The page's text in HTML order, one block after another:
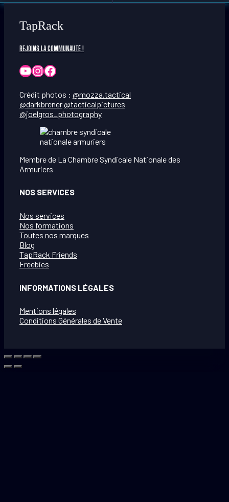
TapRack
REJOINS LA COMMUNAUTÉ !
YouTube
Instagram
Facebook
Crédit photos : @mozza.tactical
@darkbrener@tacticalpictures
@joelgros_photography
Membre de La Chambre Syndicale Nationale des
Armuriers
NOS SERVICES
Nos services
Nos formations
Toutes nos marques
Blog
TapRack Friends
Freebies
INFORMATIONS LÉGALES
Mentions légales
Conditions Générales de Vente